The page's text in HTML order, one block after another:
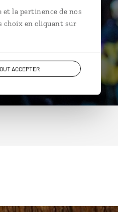
la pertinence de nos
choix en cliquant sur
ACCEPTER